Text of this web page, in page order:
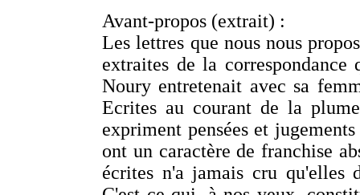
Avant-propos (extrait) :
Les lettres que nous nous
extraites de la
Noury entretenait avec sa
Ecrites au courant de la
expriment pensées et
ont un caractère de franchise
écrites n'a jamais cru qu'elles